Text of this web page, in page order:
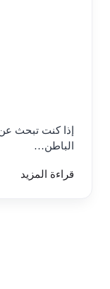
إذا كنت تبحث
الباطن…
قراءة المزيد